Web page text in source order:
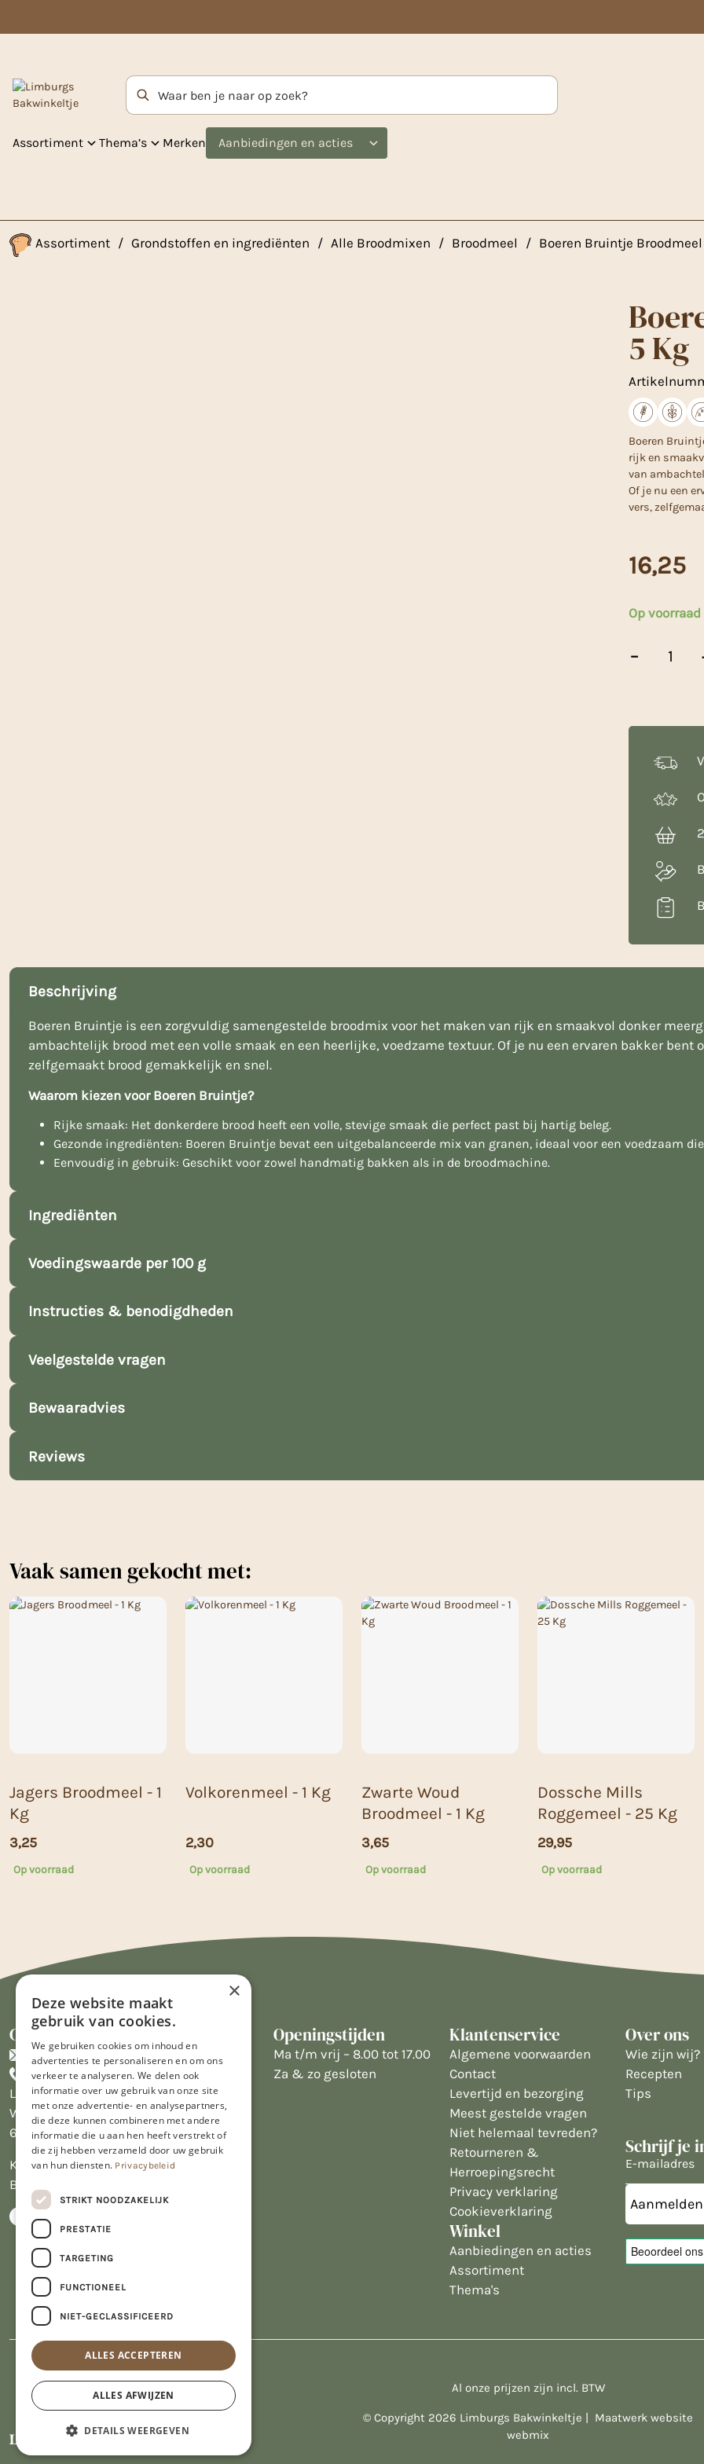
Zoekterm
Assortiment Thema’s Merken Aanbiedingen en acties
Assortiment / Grondstoffen en ingrediënten / Alle Broodmixen / Broodmeel / Boeren Bruintje Broodmeel
5 Kg
Boeren
rijk en
van
Of je nu een
vers,
16,25
Op voorraad
-
Bruintje
Beschrijving
Boeren Bruintje is een zorgvuldig samengestelde broodmix voor het maken van rijk en smaakvol donker
ambachtelijk brood met een volle smaak en een heerlijke, voedzame textuur. Of je nu een ervaren bakker
zelfgemaakt brood gemakkelijk en snel.
Waarom kiezen voor Boeren Bruintje?
Rijke smaak: Het donkerdere brood heeft een volle, stevige smaak die perfect past bij hartig beleg.
Gezonde ingrediënten: Boeren Bruintje bevat een uitgebalanceerde mix van granen, ideaal voor een voedzaam
Eenvoudig in gebruik: Geschikt voor zowel handmatig bakken als in de broodmachine.
Ingrediënten
Voedingswaarde per 100 g
Instructies & benodigdheden
Veelgestelde vragen
Bewaaradvies
Reviews
Vaak samen gekocht met:
Jagers Broodmeel - 1
Kg
3,25
Op voorraad
Volkorenmeel - 1 Kg
2,30
Op voorraad
Zwarte Woud
Broodmeel - 1 Kg
3,65
Op voorraad
Dossche Mills
Roggemeel - 25 Kg
29,95
Op voorraad
Contact
info@limburgsbakwinkeltje.nl
+31455226693
Limburgs Bakwinkeltje
Wijngaardsweg 16
6412 PJ Heerlen
KVK 14069470
BTW NL809913914.B01
Openingstijden
Ma t/m vrij – 8.00 tot 17.00
Za & zo gesloten
Klantenservice
Algemene voorwaarden
Contact
Levertijd en bezorging
Meest gestelde vragen
Niet helemaal tevreden?
Retourneren &
Herroepingsrecht
Privacy verklaring
Cookieverklaring
Winkel
Aanbiedingen en acties
Assortiment
Thema's
Over ons
Wie zijn wij?
Recepten
Tips
Schrijf je
E-
mailadres
Al onze prijzen zijn incl. BTW
© Copyright 2026 Limburgs Bakwinkeltje | Maatwerk website
webmix
×
Deze website maakt
gebruik van cookies.
We gebruiken cookies om inhoud en
advertenties te personaliseren en om ons
verkeer te analyseren. We delen ook
informatie over uw gebruik van onze site
met onze advertentie- en analysepartners,
die deze kunnen combineren met andere
informatie die u aan hen heeft verstrekt of
die zij hebben verzameld door uw gebruik
van hun diensten. Privacybeleid
STRIKT NOODZAKELIJK
PRESTATIE
TARGETING
FUNCTIONEEL
NIET-GECLASSIFICEERD
ALLES ACCEPTEREN
ALLES AFWIJZEN
DETAILS WEERGEVEN